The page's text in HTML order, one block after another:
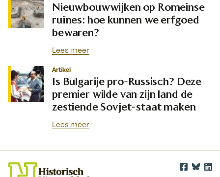
Nieuwbouwwijken op Romeinse
ruïnes: hoe kunnen we erfgoed
bewaren?
Lees meer
Artikel
Is Bulgarije pro-Russisch? Deze
premier wilde van zijn land de
zestiende Sovjet-staat maken
Lees meer